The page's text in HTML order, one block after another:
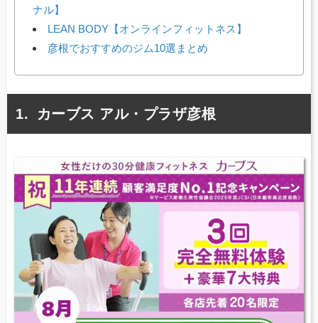
ナル】
LEAN BODY【オンラインフィットネス】
彦根でおすすめのジム10選まとめ
カーブス アル・プラザ彦根